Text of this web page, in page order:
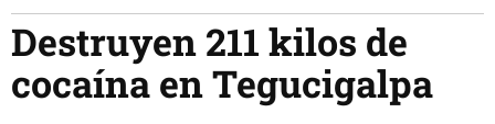
Destruyen 211 kilos de
cocaína en Tegucigalpa